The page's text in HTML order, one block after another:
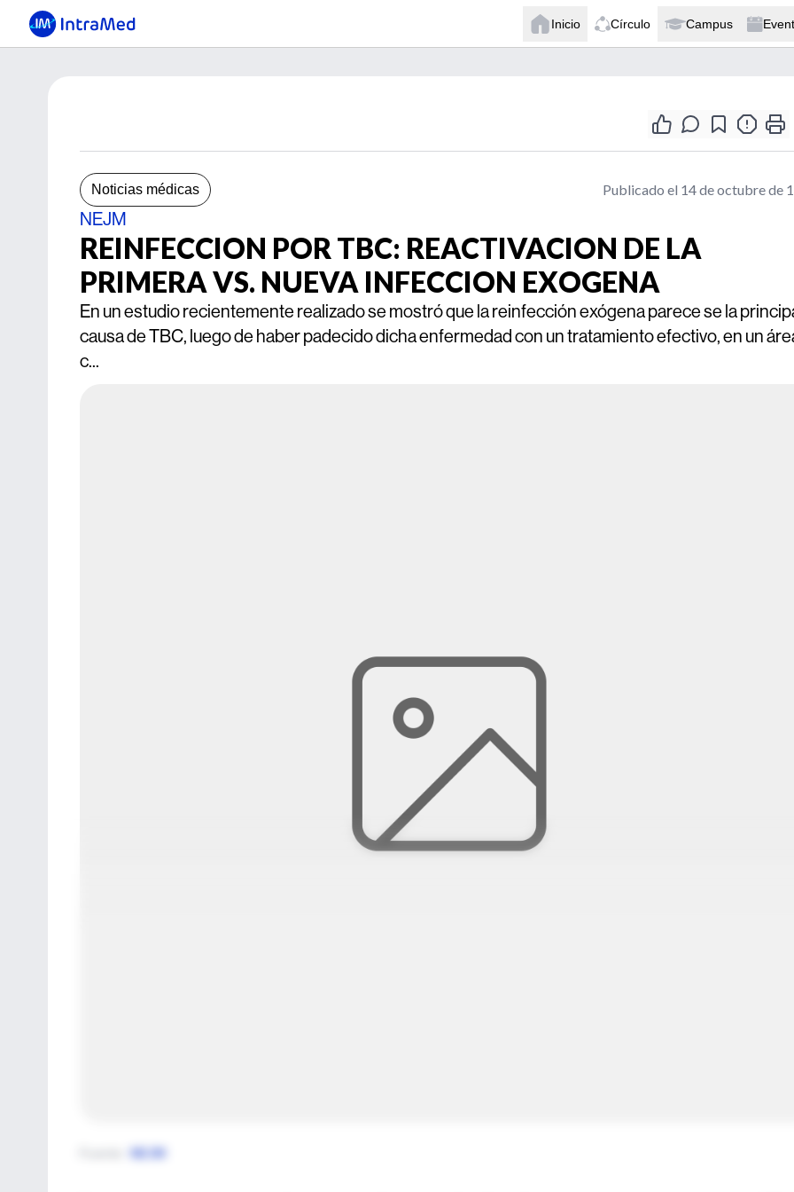
Inicio Círculo Campus
Noticias médicas Publicado el 14 de octubre de
NEJM
REINFECCION POR TBC: REACTIVACION DE LA
PRIMERA VS. NUEVA INFECCION EXOGENA
En un estudio recientemente realizado se mostró que la reinfección exógena parece se la
causa de TBC, luego de haber padecido dicha enfermedad con un tratamiento efectivo, en un
c...
NEJM